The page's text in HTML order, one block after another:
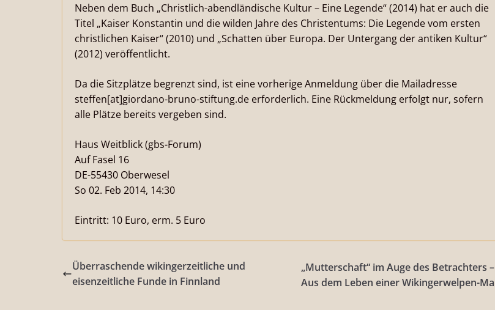
Neben dem Buch „Christlich-abendländische Kultur – Eine Legende“ (2014) hat er auch die
Titel „Kaiser Konstantin und die wilden Jahre des Christentums: Die Legende vom ersten
christlichen Kaiser“ (2010) und „Schatten über Europa. Der Untergang der antiken Kultur“
(2012) veröffentlicht.
Da die Sitzplätze begrenzt sind, ist eine vorherige Anmeldung über die Mailadresse
steffen[at]giordano-bruno-stiftung.de erforderlich. Eine Rückmeldung erfolgt nur, sofern
alle Plätze bereits vergeben sind.
Haus Weitblick (gbs-Forum)
Auf Fasel 16
DE-55430 Oberwesel
So 02. Feb 2014, 14:30
Eintritt: 10 Euro, erm. 5 Euro
Überraschende wikingerzeitliche und
eisenzeitliche Funde in Finnland
„Mutterschaft“ im Auge des Betrachters –
Aus dem Leben einer Wikingerwelpen-Ma